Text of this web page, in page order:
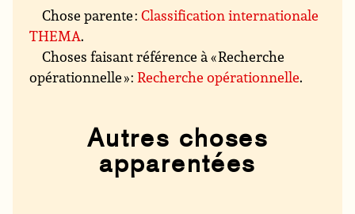
Chose parente :Classification internationale
THEMA.
Choses faisant référence à « Recherche
opérationnelle » :Recherche opérationnelle.
Autres choses
apparentées